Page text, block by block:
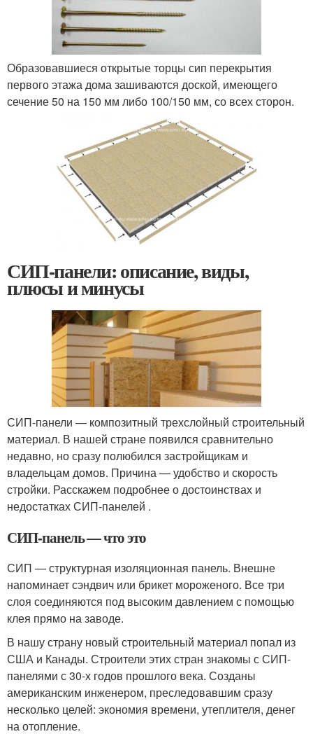
Образовавшиеся открытые торцы сип перекрытия
первого этажа дома зашиваются доской, имеющего
сечение 50 на 150 мм либо 100/150 мм, со всех сторон.
СИП-панели: описание, виды,
плюсы и минусы
СИП-панели — композитный трехслойный строительный
материал. В нашей стране появился сравнительно
недавно, но сразу полюбился застройщикам и
владельцам домов. Причина — удобство и скорость
стройки. Расскажем подробнее о достоинствах и
недостатках СИП-панелей .
СИП-панель — что это
СИП — структурная изоляционная панель. Внешне
напоминает сэндвич или брикет мороженого. Все три
слоя соединяются под высоким давлением с помощью
клея прямо на заводе.
В нашу страну новый строительный материал попал из
США и Канады. Строители этих стран знакомы с СИП-
панелями с 30-х годов прошлого века. Созданы
американским инженером, преследовавшим сразу
несколько целей: экономия времени, утеплителя, денег
на отопление.